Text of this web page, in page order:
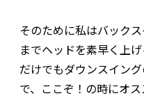
そのために私はバック
までヘッドを素早く上
だけでもダウンスイン
で、ここぞ！の時にオ